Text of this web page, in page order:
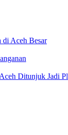
Aceh Besar
Ditunjuk Jadi